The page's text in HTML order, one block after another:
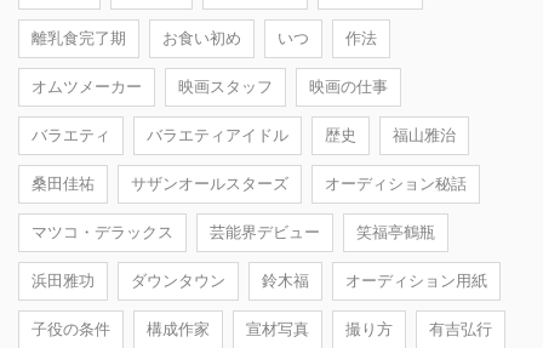
離乳食完了期 お食い初め いつ 作法
オムツメーカー 映画スタッフ 映画の仕事
バラエティ バラエティアイドル 歴史 福山雅治
桑田佳祐 サザンオールスターズ オーディション秘話
マツコ・デラックス 芸能界デビュー 笑福亭鶴瓶
浜田雅功 ダウンタウン 鈴木福 オーディション用紙
子役の条件 構成作家 宣材写真 撮り方 有吉弘行